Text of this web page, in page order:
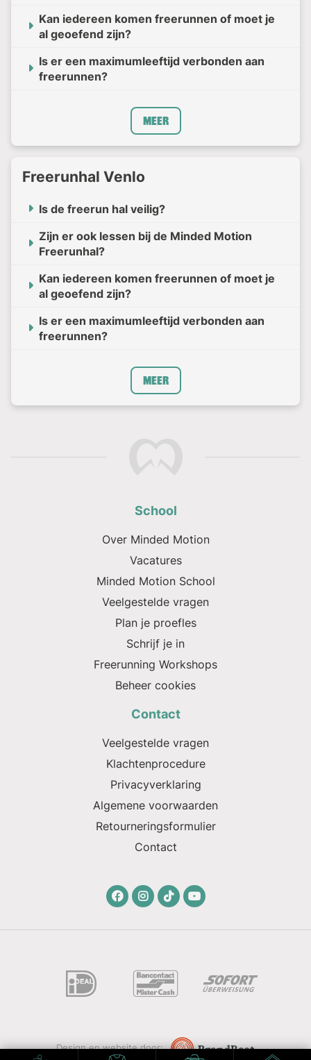
Kan iedereen komen freerunnen of moet je
al geoefend zijn?
Is er een maximumleeftijd verbonden aan
freerunnen?
Meer
Freerunhal Venlo
Is de freerun hal veilig?
Zijn er ook lessen bij de Minded Motion
Freerunhal?
Kan iedereen komen freerunnen of moet je
al geoefend zijn?
Is er een maximumleeftijd verbonden aan
freerunnen?
Meer
School
Over Minded Motion
Vacatures
Minded Motion School
Veelgestelde vragen
Plan je proefles
Schrijf je in
Freerunning Workshops
Beheer cookies
Contact
Veelgestelde vragen
Klachtenprocedure
Privacyverklaring
Algemene voorwaarden
Retourneringsformulier
Contact
Design en website door: